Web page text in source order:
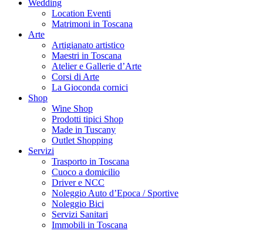
Wedding
Location Eventi
Matrimoni in Toscana
Arte
Artigianato artistico
Maestri in Toscana
Atelier e Gallerie d’Arte
Corsi di Arte
La Gioconda cornici
Shop
Wine Shop
Prodotti tipici Shop
Made in Tuscany
Outlet Shopping
Servizi
Trasporto in Toscana
Cuoco a domicilio
Driver e NCC
Noleggio Auto d’Epoca / Sportive
Noleggio Bici
Servizi Sanitari
Immobili in Toscana